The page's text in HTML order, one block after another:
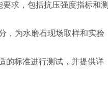
求，包括抗压强度指标和测
，为水磨石现场取样和实验
的标准进行测试，并提供详